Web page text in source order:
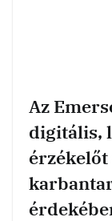
Az
digitális,
érzékelőt